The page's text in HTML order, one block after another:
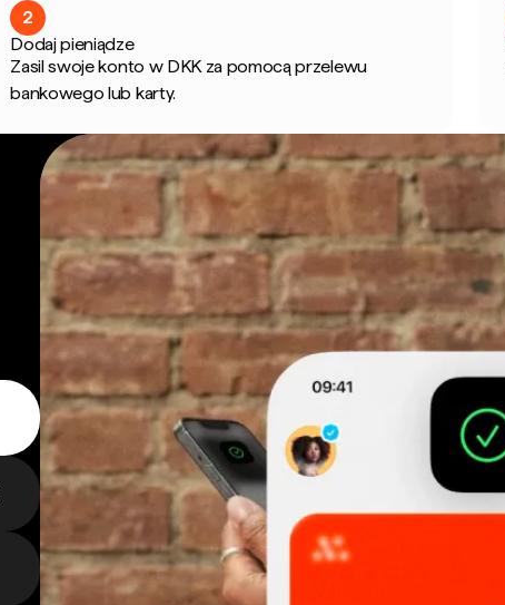
2
Dodaj pieniądze
Zasil swoje konto w DKK za pomocą przelewu
bankowego lub karty.